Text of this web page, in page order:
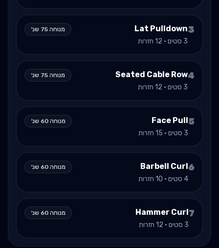
3
Lat Pulldown
3 סטים · 12 חזרות
מנוחה 75 שנ׳
4
Seated Cable Row
3 סטים · 12 חזרות
מנוחה 75 שנ׳
5
Face Pull
3 סטים · 15 חזרות
מנוחה 60 שנ׳
6
Barbell Curl
4 סטים · 10 חזרות
מנוחה 60 שנ׳
7
Hammer Curl
3 סטים · 12 חזרות
מנוחה 60 שנ׳